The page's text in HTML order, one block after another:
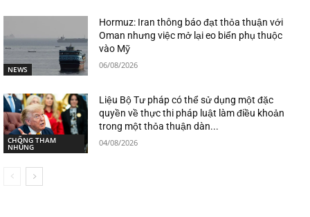
NEWS
Hormuz: Iran thông báo đạt thỏa thuận với
Oman nhưng việc mở lại eo biển phụ thuộc
vào Mỹ
06/08/2026
CHỐNG THAM
NHŨNG
Liệu Bộ Tư pháp có thể sử dụng một đặc
quyền về thực thi pháp luật làm điều khoản
trong một thỏa thuận dàn...
04/08/2026